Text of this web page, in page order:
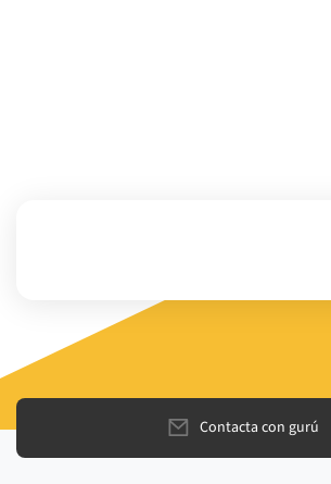
Contacta con gurú